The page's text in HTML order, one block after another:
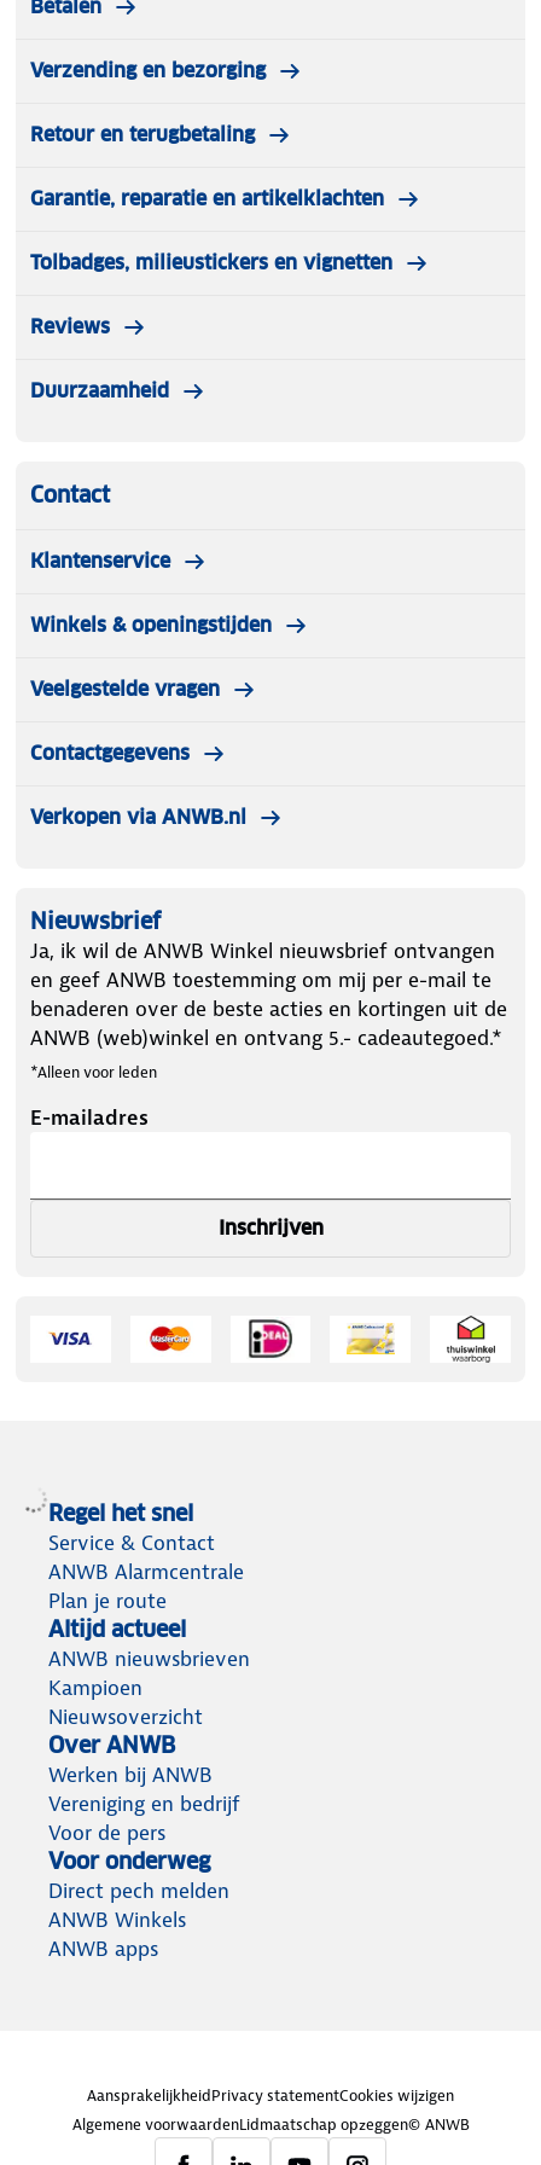
Betalen
Verzending en bezorging
Retour en terugbetaling
Garantie, reparatie en artikelklachten
Tolbadges, milieustickers en vignetten
Reviews
Duurzaamheid
Contact
Klantenservice
Winkels & openingstijden
Veelgestelde vragen
Contactgegevens
Verkopen via ANWB.nl
Nieuwsbrief
Ja, ik wil de ANWB Winkel nieuwsbrief ontvangen
en geef ANWB toestemming om mij per e-mail te
benaderen over de beste acties en kortingen uit de
ANWB (web)winkel en ontvang 5.- cadeautegoed.*
*Alleen voor leden
E-mailadres
Inschrijven
Regel het snel
Service & Contact
ANWB Alarmcentrale
Plan je route
Altijd actueel
ANWB nieuwsbrieven
Kampioen
Nieuwsoverzicht
Over ANWB
Werken bij ANWB
Vereniging en bedrijf
Voor de pers
Voor onderweg
Direct pech melden
ANWB Winkels
ANWB apps
AansprakelijkheidPrivacy statementCookies wijzigen
Algemene voorwaardenLidmaatschap opzeggen© ANWB